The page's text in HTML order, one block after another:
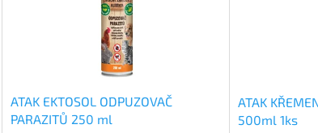
ATAK EKTOSOL ODPUZOVAČ
PARAZITŮ 250 ml
ATAK
500ml 1ks